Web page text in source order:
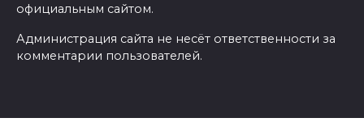
официальным сайтом.
Администрация сайта не несёт ответственности за
комментарии пользователей.